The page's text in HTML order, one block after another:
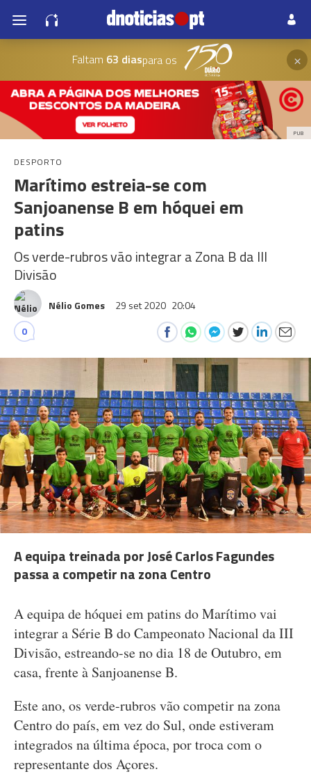
Faltam 63 diaspara os ×
PUB
DESPORTO
Marítimo estreia-se com
Sanjoanense B em hóquei em
patins
Os verde-rubros vão integrar a Zona B da III
Divisão
Nélio Gomes 29 set 2020 20:04
0
A equipa treinada por José Carlos Fagundes
passa a competir na zona Centro
A equipa de hóquei em patins do Marítimo vai
integrar a Série B do Campeonato Nacional da III
Divisão, estreando-se no dia 18 de Outubro, em
casa, frente à Sanjoanense B.
Este ano, os verde-rubros vão competir na zona
Centro do país, em vez do Sul, onde estiveram
integrados na última época, por troca com o
representante dos Açores.